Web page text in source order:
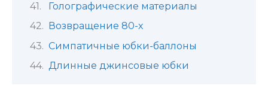
Голографические материалы
Возвращение 80-х
Симпатичные юбки-баллоны
Длинные джинсовые юбки